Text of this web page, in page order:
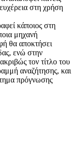
στη χρήση
κάποιος στη
μηχανή
θα αποκτήσει
ενώ στην
τον τίτλο του
αναζήτησης, και
πρόγνωσης